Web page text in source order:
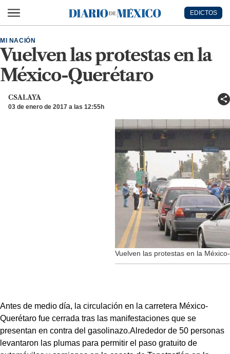
Diario de México
EDICTOS
Vuelven las protestas en la
México-Querétaro
MI NACIÓN
CSALAYA
03 de enero de 2017 a las 12:55h
Vuelven las protestas en la
Antes de medio día, la circulación en la carretera México-
Querétaro fue cerrada tras las manifestaciones que se
presentan en contra del gasolinazo.Alrededor de 50 personas
levantaron las plumas para permitir el paso gratuito de